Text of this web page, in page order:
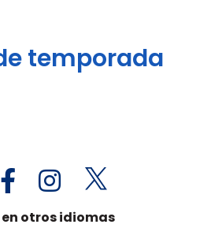
temporada
en otros idiomas